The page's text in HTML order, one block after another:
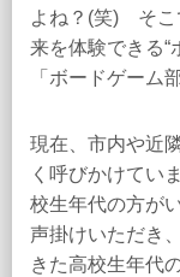
よね？(笑) そこ
来を体験できる“
「ボードゲーム
現在、市内や近
く呼びかけてい
校生年代の方が
声掛けいただき
きた高校生年代